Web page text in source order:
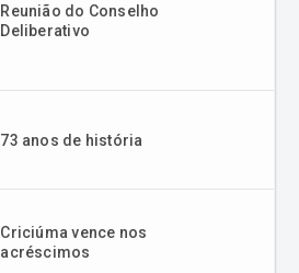
Reunião do Conselho
Deliberativo
73 anos de história
Criciúma vence nos
acréscimos